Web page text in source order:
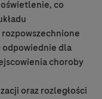
oświetlenie, co
odpowiednie dla
choroby
oraz rozległości